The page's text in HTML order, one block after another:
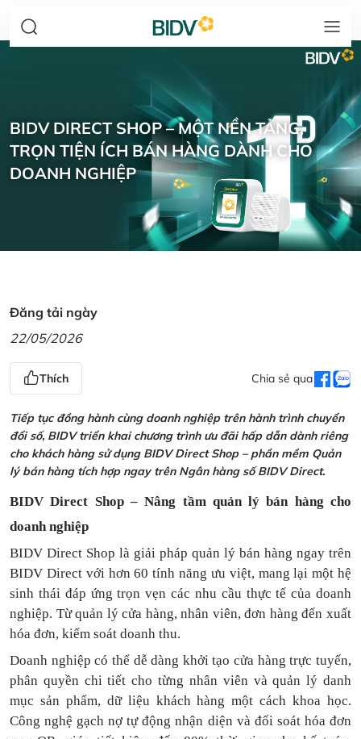
BIDV DIRECT SHOP – MỘT NỀN TẢNG,
TRỌN TIỆN ÍCH BÁN HÀNG DÀNH CHO
DOANH NGHIỆP
Đăng tải ngày
22/05/2026
Thích Chia sẻ qua
Tiếp tục đồng hành cùng doanh nghiệp trên hành trình chuyển
đổi số, BIDV triển khai chương trình ưu đãi hấp dẫn dành riêng
cho khách hàng sử dụng BIDV Direct Shop – phần mềm Quản
lý bán hàng tích hợp ngay trên Ngân hàng số BIDV Direct.
BIDV Direct Shop – Nâng tầm quản lý bán hàng cho
doanh nghiệp
BIDV Direct Shop là giải pháp quản lý bán hàng ngay trên
BIDV Direct với hơn 60 tính năng ưu việt, mang lại một hệ
sinh thái đáp ứng trọn vẹn các nhu cầu thực tế của doanh
nghiệp. Từ quản lý cửa hàng, nhân viên, đơn hàng đến xuất
hóa đơn, kiểm soát doanh thu.
Doanh nghiệp có thể dễ dàng khởi tạo cửa hàng trực tuyến,
phân quyền chi tiết cho từng nhân viên và quản lý danh
mục sản phẩm, dữ liệu khách hàng một cách khoa học.
Công nghệ gạch nợ tự động nhận diện và đối soát hóa đơn